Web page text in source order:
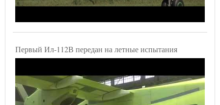
Первый Ил-112В передан на летные испытания